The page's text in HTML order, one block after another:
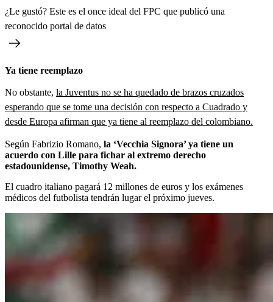
¿Le gustó? Este es el once ideal del FPC que publicó una
reconocido portal de datos
Ya tiene reemplazo
No obstante, la Juventus no se ha quedado de brazos cruzados
esperando que se tome una decisión con respecto a Cuadrado y
desde Europa afirman que ya tiene al reemplazo del colombiano.
Según Fabrizio Romano, la ‘Vecchia Signora’ ya tiene un
acuerdo con Lille para fichar al extremo derecho
estadounidense, Timothy Weah.
El cuadro italiano pagará 12 millones de euros y los exámenes
médicos del futbolista tendrán lugar el próximo jueves.